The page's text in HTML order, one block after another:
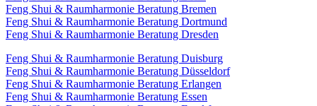
Feng Shui & Raumharmonie Beratung Bremen
Feng Shui & Raumharmonie Beratung Dortmund
Feng Shui & Raumharmonie Beratung Dresden
Feng Shui & Raumharmonie Beratung Duisburg
Feng Shui & Raumharmonie Beratung Düsseldorf
Feng Shui & Raumharmonie Beratung Erlangen
Feng Shui & Raumharmonie Beratung Essen